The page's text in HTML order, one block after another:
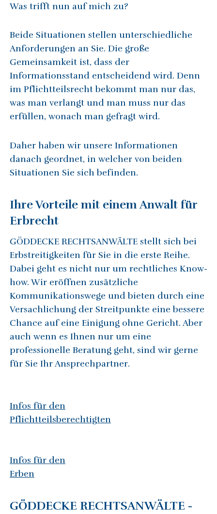
Was trifft nun auf mich zu?
Beide Situationen stellen unterschiedliche
Anforderungen an Sie. Die große
Gemeinsamkeit ist, dass der
Informationsstand entscheidend wird. Denn
im Pflichtteilsrecht bekommt man nur das,
was man verlangt und man muss nur das
erfüllen, wonach man gefragt wird.
Daher haben wir unsere Informationen
danach geordnet, in welcher von beiden
Situationen Sie sich befinden.
Ihre Vorteile mit einem Anwalt für
Erbrecht
GÖDDECKE RECHTSANWÄLTE stellt sich bei
Erbstreitigkeiten für Sie in die erste Reihe.
Dabei geht es nicht nur um rechtliches Know-
how. Wir eröffnen zusätzliche
Kommunikationswege und bieten durch eine
Versachlichung der Streitpunkte eine bessere
Chance auf eine Einigung ohne Gericht. Aber
auch wenn es Ihnen nur um eine
professionelle Beratung geht, sind wir gerne
für Sie Ihr Ansprechpartner.
Infos für den
Pflichtteilsberechtigten
Infos für den
Erben
GÖDDECKE RECHTSANWÄLTE -